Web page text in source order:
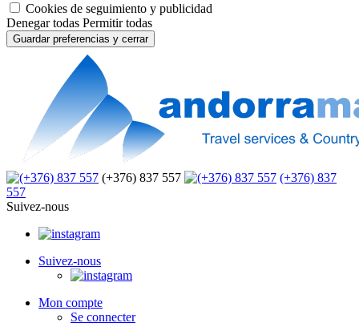
Cookies de seguimiento y publicidad
Denegar todas Permitir todas
Guardar preferencias y cerrar
(+376) 837 557
(+376) 837
557
Suivez-nous
Suivez-nous
Mon compte
Se connecter